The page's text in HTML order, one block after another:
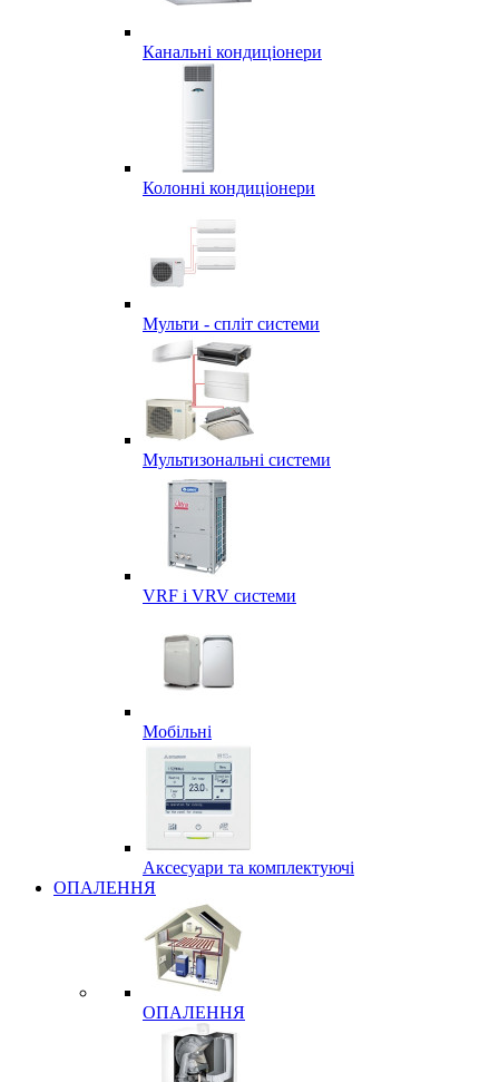
Канальні кондиціонери
Колонні кондиціонери
Мульти - спліт системи
Мультизональні системи
VRF і VRV системи
Мобільні
Аксесуари та комплектуючі
ОПАЛЕННЯ
ОПАЛЕННЯ